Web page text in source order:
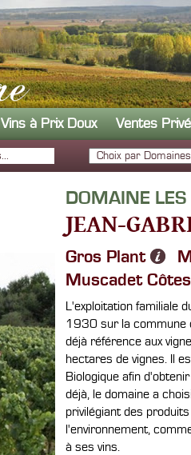
Vins à Prix Doux Ventes
DOMAINE LES
JEAN-
Gros Plant
Muscadet
L'exploitation familiale
1930 sur la commune
déjà référence aux
hectares de vignes. Il
Biologique afin
déjà, le domaine a
privilégiant des
l'environnement,
à ses vins.